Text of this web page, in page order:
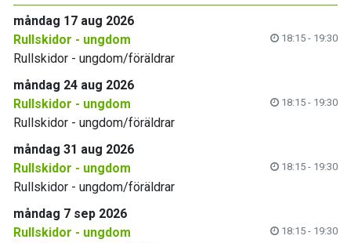
måndag 17 aug 2026
Rullskidor - ungdom
18:15 - 19:30
Rullskidor - ungdom/föräldrar
måndag 24 aug 2026
Rullskidor - ungdom
18:15 - 19:30
Rullskidor - ungdom/föräldrar
måndag 31 aug 2026
Rullskidor - ungdom
18:15 - 19:30
Rullskidor - ungdom/föräldrar
måndag 7 sep 2026
Rullskidor - ungdom
18:15 - 19:30